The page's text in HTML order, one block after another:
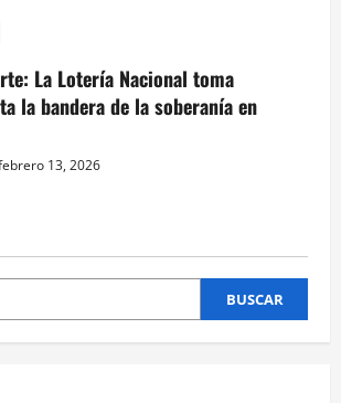
La Lotería Nacional toma
la bandera de la soberanía en
13, 2026
BUSCAR